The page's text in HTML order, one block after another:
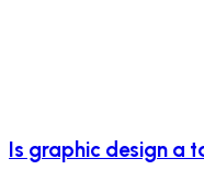
Is graphic design a